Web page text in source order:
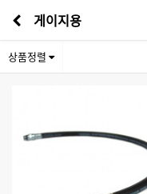
게이지용
상품정렬